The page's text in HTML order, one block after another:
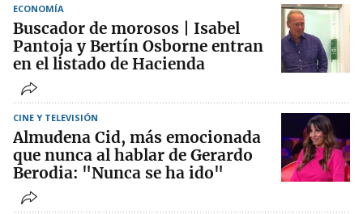
ECONOMÍA
Buscador de morosos | Isabel
Pantoja y Bertín Osborne entran
en el listado de Hacienda
CINE Y TELEVISIÓN
Almudena Cid, más emocionada
que nunca al hablar de Gerardo
Berodia: "Nunca se ha ido"